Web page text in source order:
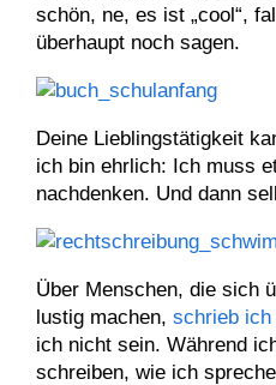
schön, ne, es ist „cool“,
überhaupt noch sagen.
Deine Lieblingstätigkeit
ich bin ehrlich: Ich muss
nachdenken. Und dann
Über Menschen, die sich
lustig machen, schrieb ich
ich nicht sein. Während
schreiben, wie ich